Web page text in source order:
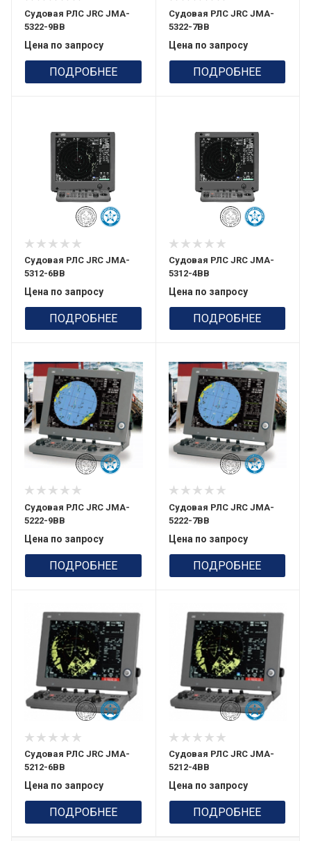
Судовая РЛС JRC JMA-
5322-9BB
Цена по запросу
ПОДРОБНЕЕ
Судовая РЛС JRC JMA-
5322-7BB
Цена по запросу
ПОДРОБНЕЕ
Судовая РЛС JRC JMA-
5312-6BB
Цена по запросу
ПОДРОБНЕЕ
Судовая РЛС JRC JMA-
5312-4BB
Цена по запросу
ПОДРОБНЕЕ
Судовая РЛС JRC JMA-
5222-9BB
Цена по запросу
ПОДРОБНЕЕ
Судовая РЛС JRC JMA-
5222-7BB
Цена по запросу
ПОДРОБНЕЕ
Судовая РЛС JRC JMA-
5212-6BB
Цена по запросу
ПОДРОБНЕЕ
Судовая РЛС JRC JMA-
5212-4BB
Цена по запросу
ПОДРОБНЕЕ